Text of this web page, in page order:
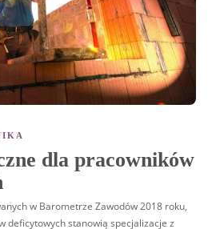
dla pracowników
w Barometrze Zawodów 2018 roku,
deficytowych stanowią specjalizacje z